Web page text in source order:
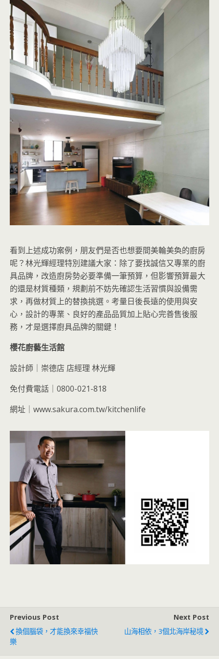
看到上述成功案例，朋友們是否也想要間美輪美奐的廚房
呢？林光輝經理特別建議大家：除了要找誠信又專業的廚
具品牌，改造廚房勢必要準備一筆預算，但影響預算最大
的還是材質種類，規劃前不妨先確認生活習慣與設備需
求，再做材質上的替換挑選。考量日後長遠的使用與安
心，設計的專業、良好的產品品質加上貼心完善售後服
務，才是選擇廚具品牌的關鍵！
櫻花廚藝生活館
設計師｜崇德店 店經理 林光輝
免付費電話｜0800-021-818
網址｜www.sakura.com.tw/kitchenlife
Previous Post
換個腦袋，才能換來幸福快
樂
Next Post
山海相依，3個北海岸秘境